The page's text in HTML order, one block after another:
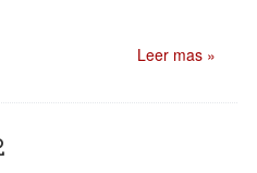
Leer mas »